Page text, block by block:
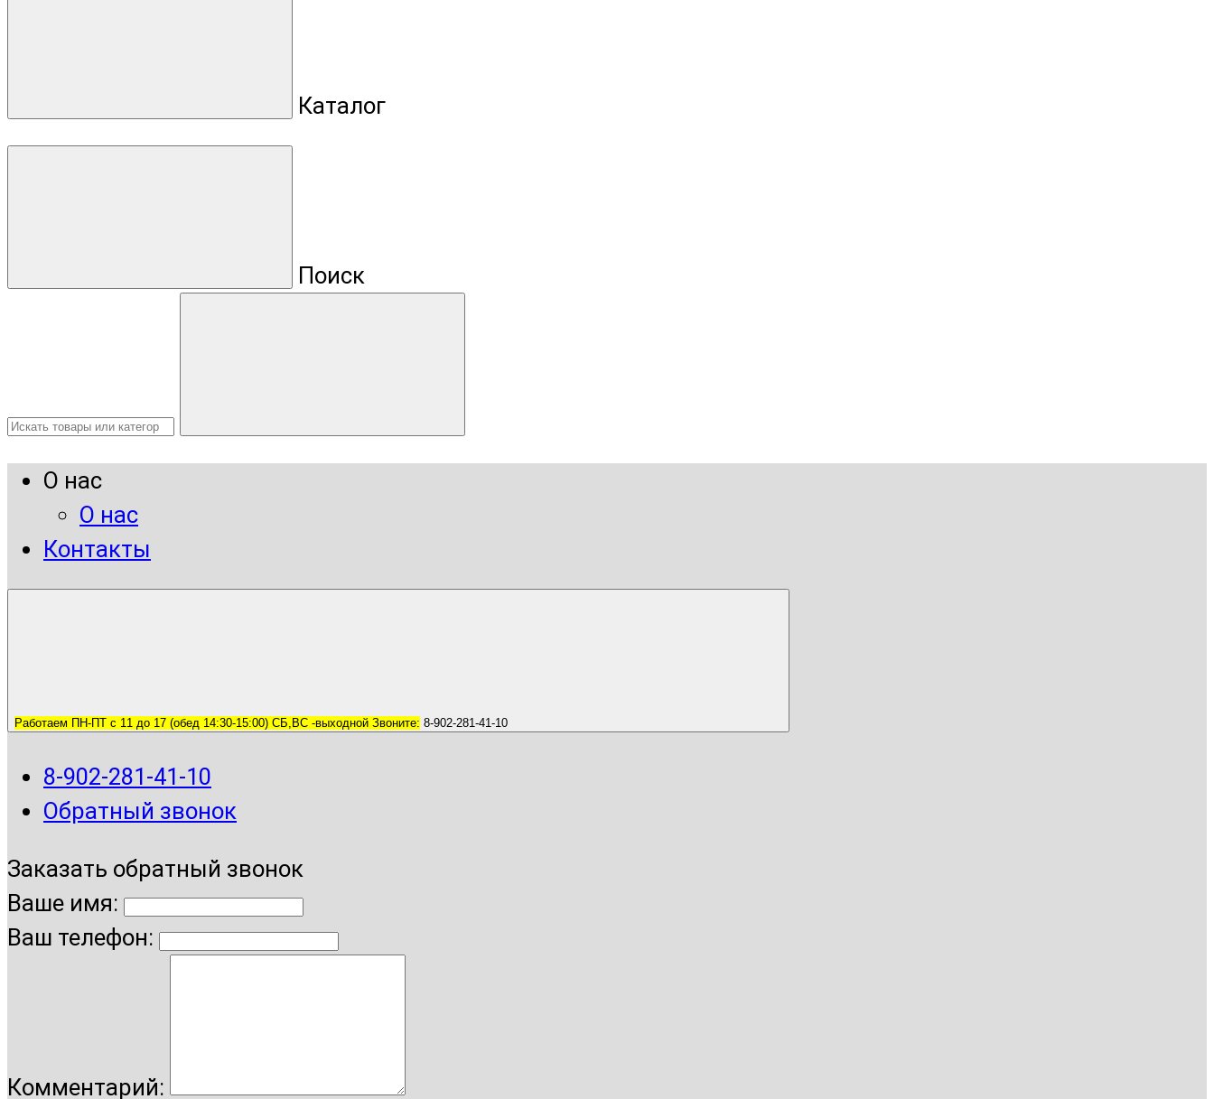
Каталог
Поиск
О нас
О нас
Контакты
Работаем ПН-ПТ с 11 до 17 (обед 14:30-15:00) СБ,ВС -выходной Звоните: 8-902-281-41-10
8-902-281-41-10
Обратный звонок
Заказать обратный звонок
Ваше имя:
Ваш телефон:
Комментарий: